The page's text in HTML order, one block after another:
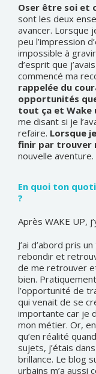
Oser être soi et
sont les deux
avancer. Lorsque
peu l’impression
impossible à
d’esprit que
commencé ma
rappelée du
opportunités que
tout ça et Wake
me disant si je
refaire. Lorsque
finir par trouver
nouvelle aventure.
En quoi ton
?
Après WAKE UP,
J’ai d’abord pris
rebondir et
de me retrouver
bien.
l’opportunité de
qui venait de se
importante car je
mon métier. Or,
qu’en réalité
sujets, j’étais
brillance. Le blog
urbains m’a aussi